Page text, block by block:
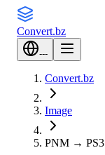
Convert.bz
---
Convert.bz
Image
PNM → PS3